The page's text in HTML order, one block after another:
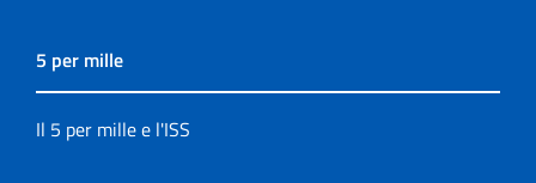
5 per mille
Il 5 per mille e l'ISS